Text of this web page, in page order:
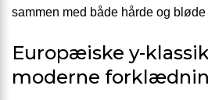
sammen med både hårde og bløde
Europæiske y-
moderne